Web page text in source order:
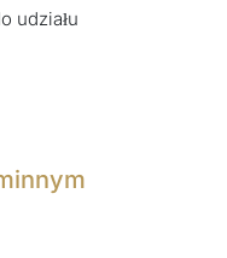
udziału